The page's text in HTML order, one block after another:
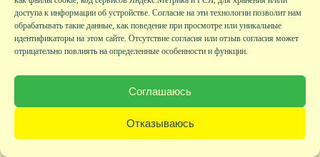
доступа к информации об устройстве. Согласие на эти технологии позволит нам
обрабатывать такие данные, как поведение при просмотре или уникальные
идентификаторы на этом сайте. Отсутствие согласия или отзыв согласия может
отрицательно повлиять на определенные особенности и функции.
Соглашаюсь
Отказываюсь